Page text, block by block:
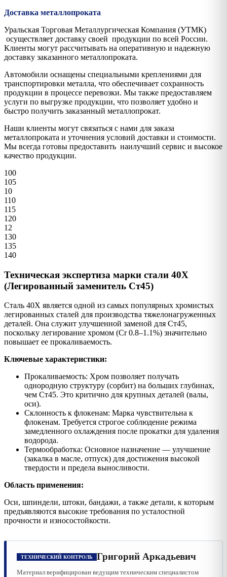
Доставка металлопроката
Уральская Торговая Металлургическая Компания (УТМК)
осуществляет доставку своей продукции по всей России.
Клиенты могут рассчитывать на оперативную и надежную
доставку заказанного металлопроката.
Автомобили оснащены специальными креплениями для
транспортировки металла, что обеспечивает сохранность
продукции в процессе перевозки. Мы также предоставляем
услуги по выгрузке продукции, что позволяет удобно и
быстро получить заказанный металлопрокат.
Наши клиенты могут связаться с нами для заказа
металлопроката и уточнения условий доставки и стоимости.
Мы всегда готовы предоставить наилучший сервис и высокое
качество продукции.
100
105
10
110
115
120
12
130
135
140
Техническая экспертиза марки стали 40Х
(Легированный заменитель Ст45)
Сталь 40Х является одной из самых популярных хромистых
легированных сталей для производства тяжелонагруженных
деталей. Она служит улучшенной заменой для Ст45,
поскольку легирование хромом (Cr 0.8–1.1%) значительно
повышает ее прокаливаемость.
Ключевые характеристики:
Прокаливаемость: Хром позволяет получать
однородную структуру (сорбит) на больших глубинах,
чем Ст45. Это критично для крупных деталей (валы,
оси).
Склонность к флокенам: Марка чувствительна к
флокенам. Требуется строгое соблюдение режима
замедленного охлаждения после прокатки для удаления
водорода.
Термообработка: Основное назначение — улучшение
(закалка в масле, отпуск) для достижения высокой
твердости и предела выносливости.
Область применения:
Оси, шпиндели, штоки, бандажи, а также детали, к которым
предъявляются высокие требования по усталостной
прочности и износостойкости.
ТЕХНИЧЕСКИЙ КОНТРОЛЬ Григорий Аркадьевич
Материал верифицирован ведущим техническим специалистом